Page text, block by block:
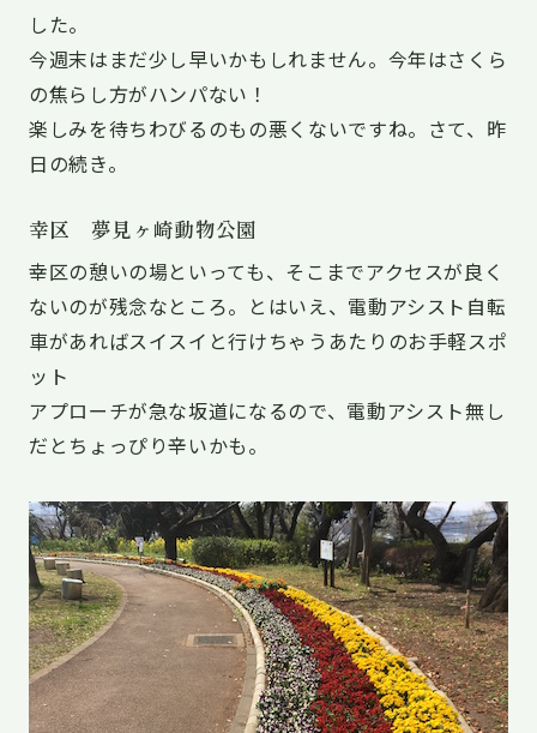
した。
今週末はまだ少し早いかもしれません。今年はさくら
の焦らし方がハンパない！
楽しみを待ちわびるのもの悪くないですね。さて、昨
日の続き。
幸区 夢見ヶ崎動物公園
幸区の憩いの場といっても、そこまでアクセスが良く
ないのが残念なところ。とはいえ、電動アシスト自転
車があればスイスイと行けちゃうあたりのお手軽スポ
ット
アプローチが急な坂道になるので、電動アシスト無し
だとちょっぴり辛いかも。